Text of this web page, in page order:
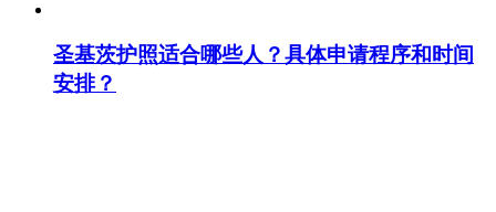
圣基茨护照适合哪些人？具体申请程序和时间
安排？